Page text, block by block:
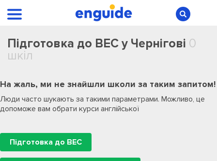
Підготовка до BEC у Чернігові 0
шкіл
На жаль, ми не знайшли школи за таким запитом!
Люди часто шукають за такими параметрами. Можливо, це
допоможе вам обрати курси англійської
Підготовка до BEC